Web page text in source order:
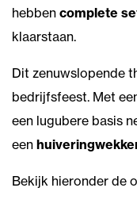
hebben complete
klaarstaan.
Dit zenuwslopende
bedrijfsfeest. Met
een lugubere basis
een
Bekijk hieronder de